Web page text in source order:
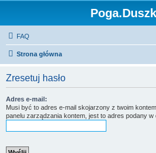
FAQ
Strona główna
Zresetuj hasło
Adres e-mail:
Musi być to adres e-mail skojarzony z twoim
panelu zarządzania kontem, jest to adres podany w